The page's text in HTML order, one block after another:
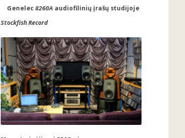
Genelec8260A audiofilinių įrašų studijoje
Stockfish Record